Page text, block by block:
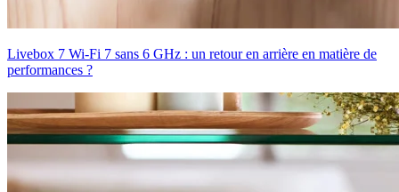
Livebox 7 Wi-Fi 7 sans 6 GHz : un retour en arrière en matière de
performances ?